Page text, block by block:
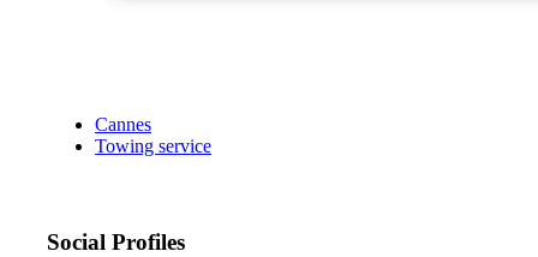
Cannes
Towing service
Social Profiles